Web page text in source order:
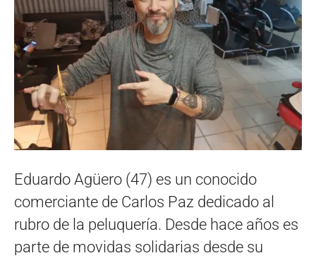
Eduardo Agüero (47) es un conocido
comerciante de Carlos Paz dedicado al
rubro de la peluquería. Desde hace años es
parte de movidas solidarias desde su